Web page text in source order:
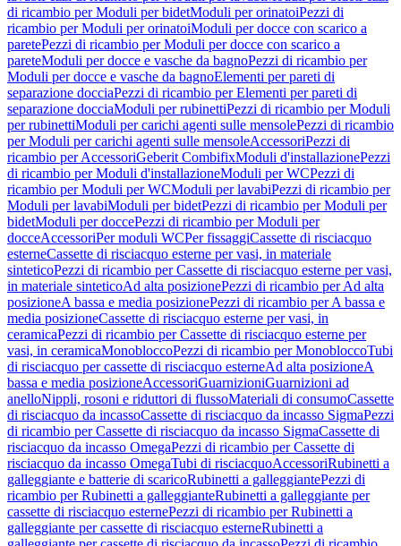
di ricambio per Moduli per bidetModuli per orinatoiPezzi di
ricambio per Moduli per orinatoiModuli per docce con scarico a
paretePezzi di ricambio per Moduli per docce con scarico a
pareteModuli per docce e vasche da bagnoPezzi di ricambio per
Moduli per docce e vasche da bagnoElementi per pareti di
separazione docciaPezzi di ricambio per Elementi per pareti di
separazione docciaModuli per rubinettiPezzi di ricambio per Moduli
per rubinettiModuli per carichi agenti sulle mensolePezzi di ricambio
per Moduli per carichi agenti sulle mensoleAccessoriPezzi di
ricambio per AccessoriGeberit CombifixModuli d'installazionePezzi
di ricambio per Moduli d'installazioneModuli per WCPezzi di
ricambio per Moduli per WCModuli per lavabiPezzi di ricambio per
Moduli per lavabiModuli per bidetPezzi di ricambio per Moduli per
bidetModuli per doccePezzi di ricambio per Moduli per
docceAccessoriPer moduli WCPer fissaggiCassette di risciacquo
esterneCassette di risciacquo esterne per vasi, in materiale
sinteticoPezzi di ricambio per Cassette di risciacquo esterne per vasi,
in materiale sinteticoAd alta posizionePezzi di ricambio per Ad alta
posizioneA bassa e media posizionePezzi di ricambio per A bassa e
media posizioneCassette di risciacquo esterne per vasi, in
ceramicaPezzi di ricambio per Cassette di risciacquo esterne per
vasi, in ceramicaMonobloccoPezzi di ricambio per MonobloccoTubi
di risciacquo per cassette di risciacquo esterneAd alta posizioneA
bassa e media posizioneAccessoriGuarnizioniGuarnizioni ad
anelloNippli, rosoni e riduttori di flussoMateriali di consumoCassette
di risciacquo da incassoCassette di risciacquo da incasso SigmaPezzi
di ricambio per Cassette di risciacquo da incasso SigmaCassette di
risciacquo da incasso OmegaPezzi di ricambio per Cassette di
risciacquo da incasso OmegaTubi di risciacquoAccessoriRubinetti a
galleggiante e batterie di scaricoRubinetti a galleggiantePezzi di
ricambio per Rubinetti a galleggianteRubinetti a galleggiante per
cassette di risciacquo esternePezzi di ricambio per Rubinetti a
galleggiante per cassette di risciacquo esterneRubinetti a